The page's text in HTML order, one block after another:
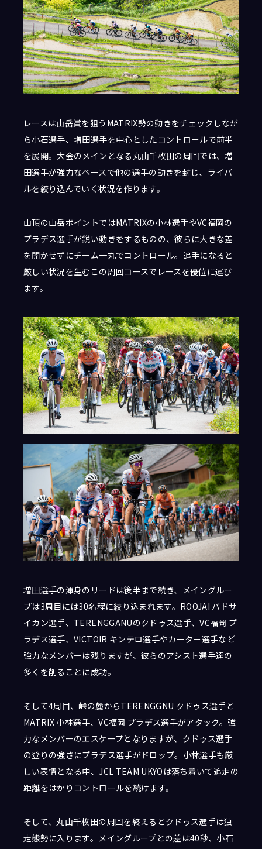
レースは山岳賞を狙うMATRIX勢の動きをチェックしなが
ら小石選手、増田選手を中心としたコントロールで前半
を展開。大会のメインとなる丸山千枚田の周回では、増
田選手が強力なペースで他の選手の動きを封じ、ライバ
ルを絞り込んでいく状況を作ります。
山頂の山岳ポイントではMATRIXの小林選手やVC福岡の
プラデス選手が鋭い動きをするものの、彼らに大きな差
を開かせずにチーム一丸でコントロール。追手になると
厳しい状況を生むこの周回コースでレースを優位に運び
ます。
増田選手の渾身のリードは後半まで続き、メイングルー
プは3周目には30名程に絞り込まれます。ROOJAI バドサ
イカン選手、TERENGGANUのクドゥス選手、VC福岡 プ
ラデス選手、VICTOIR キンテロ選手やカーター選手など
強力なメンバーは残りますが、彼らのアシスト選手達の
多くを削ることに成功。
そして4周目、峠の麓からTERENGGNU クドゥス選手と
MATRIX 小林選手、VC福岡 プラデス選手がアタック。強
力なメンバーのエスケープとなりますが、クドゥス選手
の登りの強さにプラデス選手がドロップ。小林選手も厳
しい表情となる中、JCL TEAM UKYOは落ち着いて追走の
距離をはかりコントロールを続けます。
そして、丸山千枚田の周回を終えるとクドゥス選手は独
走態勢に入ります。メイングループとの差は40秒、小石